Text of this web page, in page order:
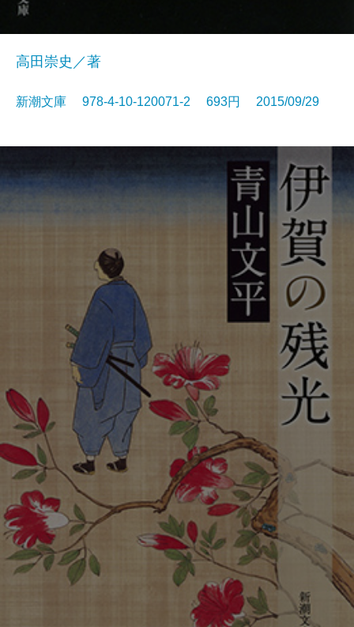
高田崇史／著
新潮文庫 978-4-10-120071-2 693円 2015/09/29